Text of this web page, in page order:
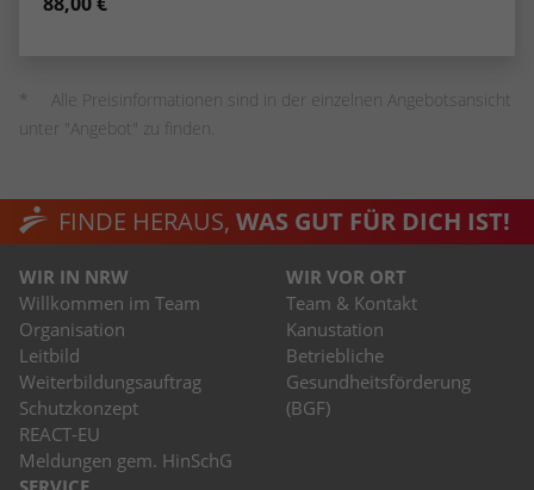
Alle Preisinformationen sind in der einzelnen Angebotsansicht
unter "Angebot" zu finden.
FINDE HERAUS, WAS GUT FÜR DICH IST!
WIR IN NRW
Willkommen im Team
Organisation
Leitbild
Weiterbildungsauftrag
Schutzkonzept
REACT-EU
Meldungen gem. HinSchG
WIR VOR ORT
Team & Kontakt
Kanustation
Betriebliche
Gesundheitsförderung
(BGF)